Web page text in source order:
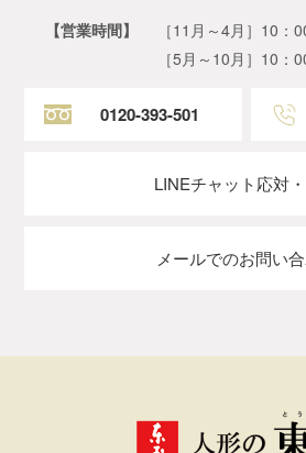
【営業時間】
［11月～4月］10：
［5月～10月］10：
0120-393-501
LINEチャット応対
メールでのお問い